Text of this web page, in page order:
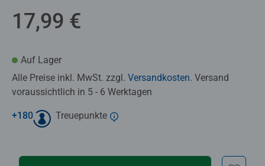
17,99 €
Auf Lager
Alle Preise inkl. MwSt. zzgl. Versandkosten. Versand
voraussichtlich in 5 - 6 Werktagen
+180 Treuepunkte